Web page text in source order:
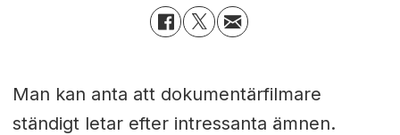
Man kan anta att dokumentärfilmare
ständigt letar efter intressanta ämnen.